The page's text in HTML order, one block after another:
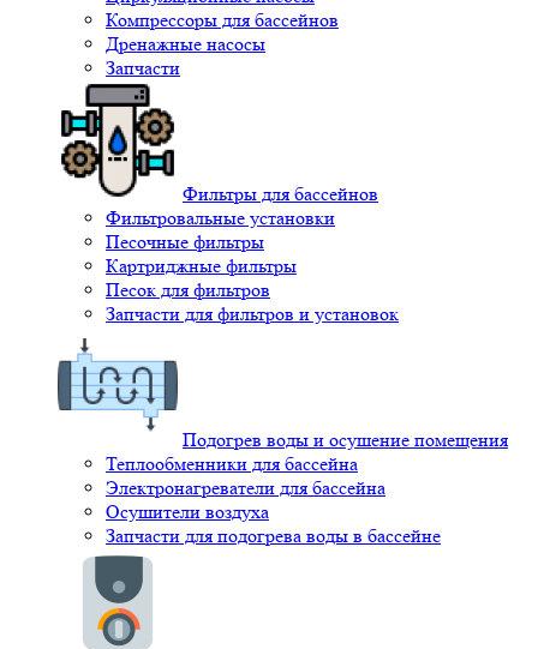
Компрессоры для бассейнов
Дренажные насосы
Запчасти
Фильтры для бассейнов
Фильтровальные установки
Песочные фильтры
Картриджные фильтры
Песок для фильтров
Запчасти для фильтров и установок
Подогрев воды и осушение помещения
Теплообменники для бассейна
Электронагреватели для бассейна
Осушители воздуха
Запчасти для подогрева воды в бассейне